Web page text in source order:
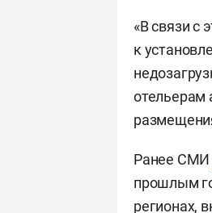
«В связи с
к
отельерам
Ранее СМИ
прошлым
регионах,